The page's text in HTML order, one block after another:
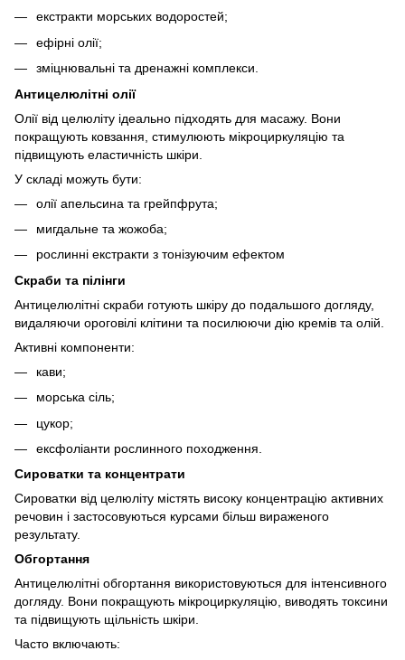
екстракти морських водоростей;
ефірні олії;
зміцнювальні та дренажні комплекси.
Антицелюлітні олії
Олії від целюліту ідеально підходять для масажу. Вони
покращують ковзання, стимулюють мікроциркуляцію та
підвищують еластичність шкіри.
У складі можуть бути:
олії апельсина та грейпфрута;
мигдальне та жожоба;
рослинні екстракти з тонізуючим ефектом
Скраби та пілінги
Антицелюлітні скраби готують шкіру до подальшого догляду,
видаляючи ороговілі клітини та посилюючи дію кремів та олій.
Активні компоненти:
кави;
морська сіль;
цукор;
ексфоліанти рослинного походження.
Сироватки та концентрати
Сироватки від целюліту містять високу концентрацію активних
речовин і застосовуються курсами більш вираженого
результату.
Обгортання
Антицелюлітні обгортання використовуються для інтенсивного
догляду. Вони покращують мікроциркуляцію, виводять токсини
та підвищують щільність шкіри.
Часто включають: